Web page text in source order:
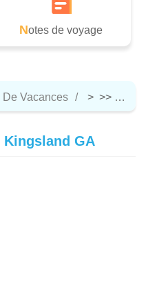
Notes de voyage
De Vacances > >> Hôtel
Kingsland GA